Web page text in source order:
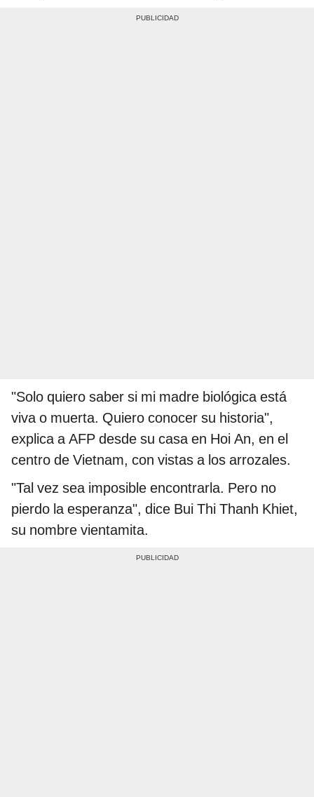
"Solo quiero saber si mi madre biológica está
viva o muerta. Quiero conocer su historia",
explica a AFP desde su casa en Hoi An, en el
centro de Vietnam, con vistas a los arrozales.
"Tal vez sea imposible encontrarla. Pero no
pierdo la esperanza", dice Bui Thi Thanh Khiet,
su nombre vientamita.